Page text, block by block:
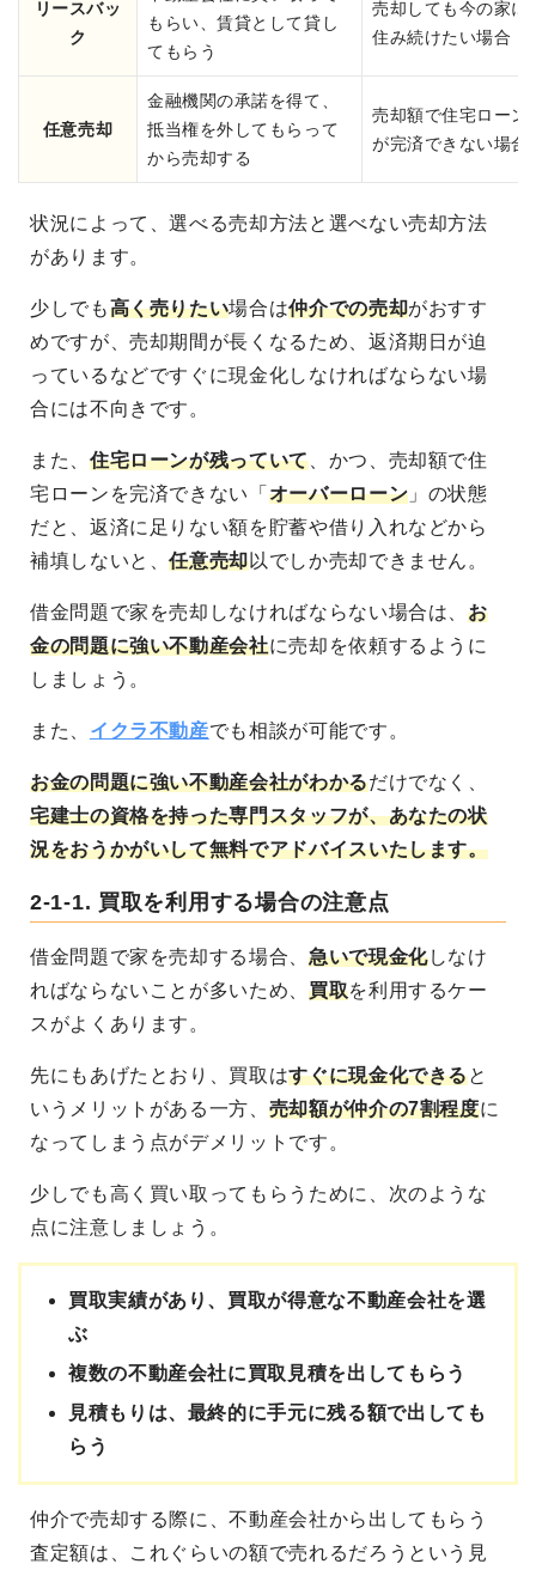
リースバッ
ク
もらい、賃貸として貸し
てもらう
売却しても今の家に
住み続けたい場合
任意売却
金融機関の承諾を得て、
抵当権を外してもらって
から売却する
売却額で住宅ローン
が完済できない場合
状況によって、選べる売却方法と選べない売却方法
があります。
少しでも高く売りたい場合は仲介での売却がおすす
めですが、売却期間が長くなるため、返済期日が迫
っているなどですぐに現金化しなければならない場
合には不向きです。
また、 住宅ローンが残っていて、かつ、売却額で住
宅ローンを完済できない「 オーバーローン 」の状態
だと、返済に足りない額を貯蓄や借り入れなどから
補填しないと、任意売却以でしか売却できません。
借金問題で家を売却しなければならない場合は、お
金の問題に強い不動産会社に売却を依頼するように
しましょう。
また、 イクラ不動産でも相談が可能です。
お金の問題に強い不動産会社がわかるだけでなく、
宅建士の資格を持った専門スタッフが、あなたの状
況をおうかがいして無料でアドバイスいたします。
2-1-1. 買取を利用する場合の注意点
借金問題で家を売却する場合、 急いで現金化しなけ
ればならないことが多いため、 買取を利用するケー
スがよくあります。
先にもあげたとおり、買取はすぐに現金化できると
いうメリットがある一方、 売却額が仲介の7割程度に
なってしまう点がデメリットです。
少しでも高く買い取ってもらうために、次のような
点に注意しましょう。
買取実績があり、買取が得意な不動産会社を選
ぶ
複数の不動産会社に買取見積を出してもらう
見積もりは、最終的に手元に残る額で出しても
らう
仲介で売却する際に、不動産会社から出してもらう
査定額は、これぐらいの額で売れるだろうという見